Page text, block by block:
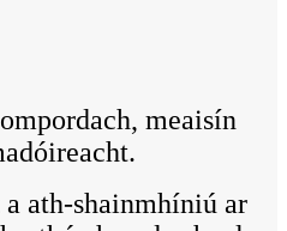
meaisín
ath-shainmhíniú ar